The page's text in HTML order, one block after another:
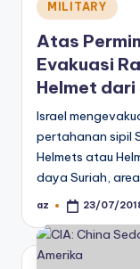
Posted
in
MILITARY
Atas
Evakuasi
Helmet dari
Israel
pertahanan sipil
Helmets atau
daya Suriah,
Posted
az 23/07/